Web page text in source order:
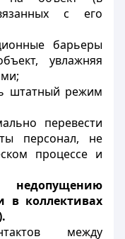
с его
барьеры
увлажняя
штатный режим
перевести
персонал, не
процессе и
в коллективах
между